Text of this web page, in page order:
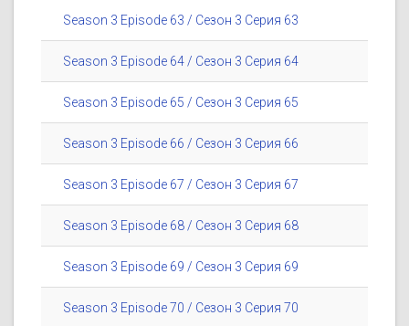
Season 3 Episode 63 / Сезон 3 Серия 63
Season 3 Episode 64 / Сезон 3 Серия 64
Season 3 Episode 65 / Сезон 3 Серия 65
Season 3 Episode 66 / Сезон 3 Серия 66
Season 3 Episode 67 / Сезон 3 Серия 67
Season 3 Episode 68 / Сезон 3 Серия 68
Season 3 Episode 69 / Сезон 3 Серия 69
Season 3 Episode 70 / Сезон 3 Серия 70